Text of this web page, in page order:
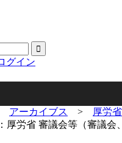
グイン
アーカイブス > 厚労
厚労省 審議会等（審議会